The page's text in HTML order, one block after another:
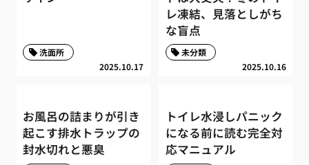
2025.10.17
洗面所
レ凍結、見落としがち
な盲点
2025.10.16
未分類
お風呂の詰まりが引き
起こす排水トラップの
封水切れと悪臭
トイレ水浸しパニック
になる前に読む完全対
応マニュアル